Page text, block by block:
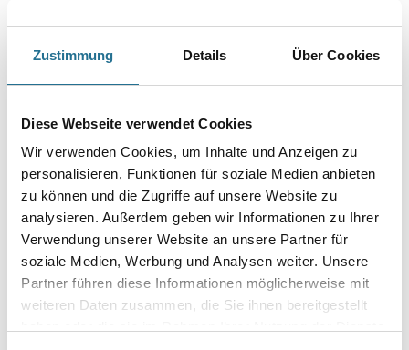
Zustimmung Details Über Cookies
Diese Webseite verwendet Cookies
Wir verwenden Cookies, um Inhalte und Anzeigen zu
personalisieren, Funktionen für soziale Medien anbieten
zu können und die Zugriffe auf unsere Website zu
analysieren. Außerdem geben wir Informationen zu Ihrer
Verwendung unserer Website an unsere Partner für
soziale Medien, Werbung und Analysen weiter. Unsere
Partner führen diese Informationen möglicherweise mit
weiteren Daten zusammen, die Sie ihnen bereitgestellt
PRODUKTEIGENSCHAFTEN
- Optimale Deckkraft
- Besonders leicht zu verarbeiten
- Optimales Oberflächenfinish
- Für sämtliche Wohn- und Arbeitsbereiche
- Lösemittel- und Weichmacherfrei
- Frei von foggingaktiven Substanzen
Verarbeitungstemp./Luftfeuchte
Zwischen + 5 °C und + 30 °C für alle Luft- und
Untergrundverhältnisse während Verarbeitung und Trocknung.